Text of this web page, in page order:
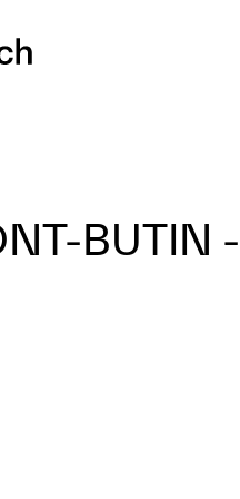
BUTIN